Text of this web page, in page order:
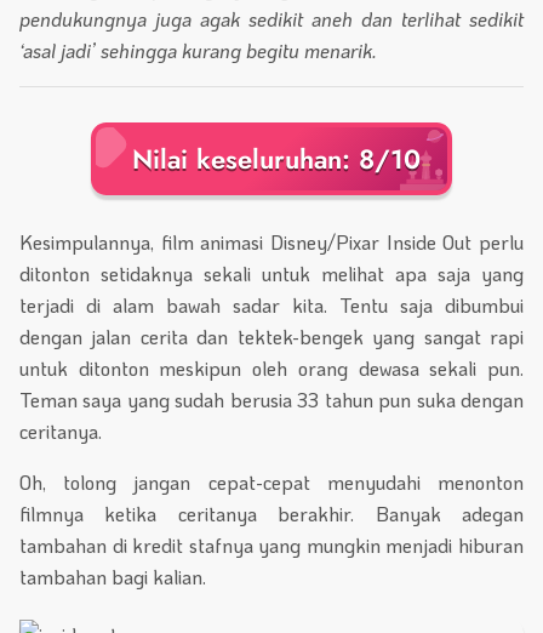
pendukungnya juga agak sedikit aneh dan terlihat sedikit
‘asal jadi’ sehingga kurang begitu menarik.
Nilai keseluruhan: 8/10
Kesimpulannya, film animasi Disney/Pixar Inside Out perlu
ditonton setidaknya sekali untuk melihat apa saja yang
terjadi di alam bawah sadar kita. Tentu saja dibumbui
dengan jalan cerita dan tektek-bengek yang sangat rapi
untuk ditonton meskipun oleh orang dewasa sekali pun.
Teman saya yang sudah berusia 33 tahun pun suka dengan
ceritanya.
Oh, tolong jangan cepat-cepat menyudahi menonton
filmnya ketika ceritanya berakhir. Banyak adegan
tambahan di kredit stafnya yang mungkin menjadi hiburan
tambahan bagi kalian.